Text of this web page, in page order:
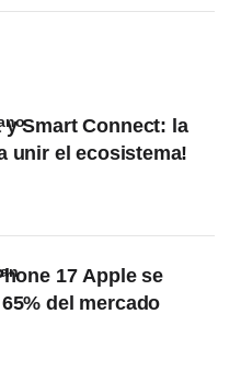
y Smart Connect: la
unir el ecosistema!
17 Apple se
del mercado